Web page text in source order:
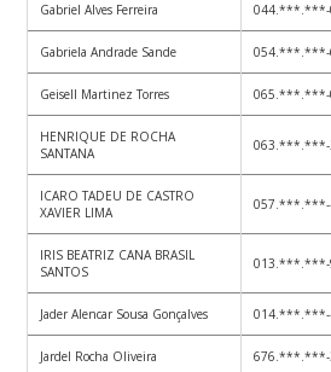
Gabriel Alves Ferreira 044.***.***-
Gabriela Andrade Sande 054.***.***-
Geisell Martinez Torres 065.***.***-
HENRIQUE DE ROCHA
SANTANA
063.***.***-
ICARO TADEU DE CASTRO
XAVIER LIMA
057.***.***-
IRIS BEATRIZ CANA BRASIL
SANTOS
013.***.***-
Jader Alencar Sousa Gonçalves 014.***.***-
Jardel Rocha Oliveira 676.***.***-